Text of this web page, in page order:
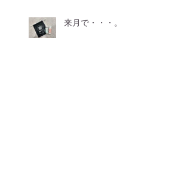
来月で・・・。